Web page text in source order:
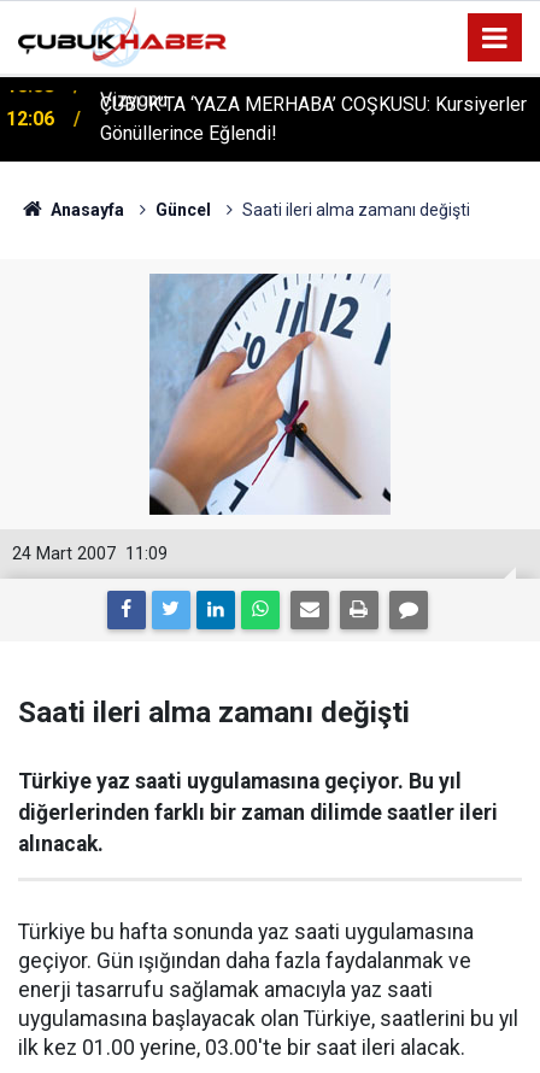
12:06
ÇUBUK’TA ‘YAZA MERHABA’ COŞKUSU: Kursiyerler
Gönüllerince Eğlendi!
Anasayfa Güncel Saati ileri alma zamanı değişti
11:09
24 Mart 2007
Saati ileri alma zamanı değişti
Türkiye yaz saati uygulamasına geçiyor. Bu yıl
diğerlerinden farklı bir zaman dilimde saatler ileri
alınacak.
Türkiye bu hafta sonunda yaz saati uygulamasına
geçiyor. Gün ışığından daha fazla faydalanmak ve
enerji tasarrufu sağlamak amacıyla yaz saati
uygulamasına başlayacak olan Türkiye, saatlerini bu yıl
ilk kez 01.00 yerine, 03.00'te bir saat ileri alacak.